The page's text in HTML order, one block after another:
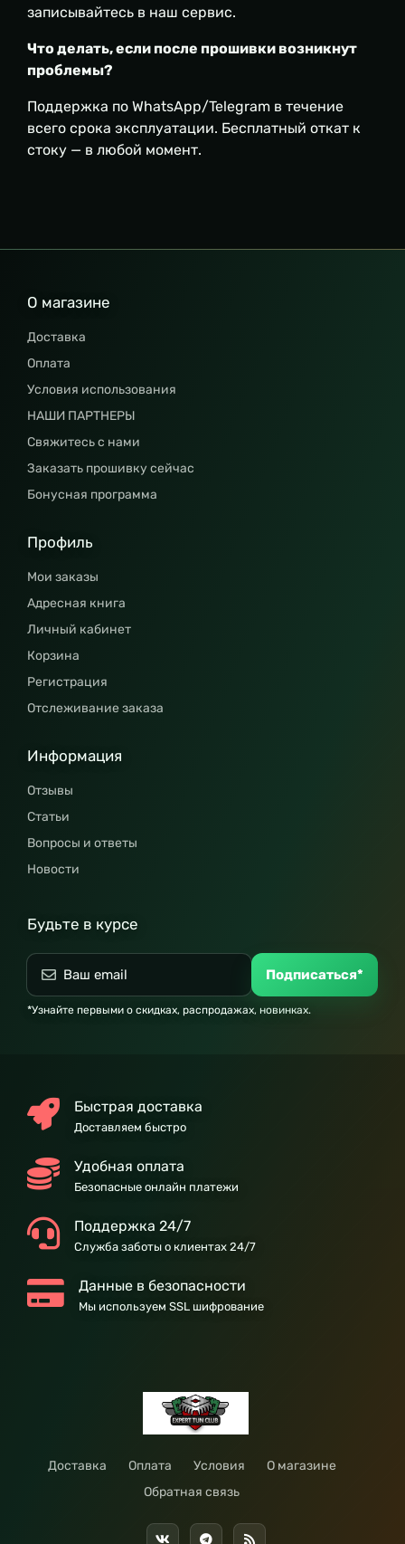
записывайтесь в наш сервис.
Что делать, если после прошивки возникнут
проблемы?
Поддержка по WhatsApp/Telegram в течение
всего срока эксплуатации. Бесплатный откат к
стоку — в любой момент.
О магазине
Доставка
Оплата
Условия использования
НАШИ ПАРТНЕРЫ
Свяжитесь с нами
Заказать прошивку сейчас
Бонусная программа
Профиль
Мои заказы
Адресная книга
Личный кабинет
Корзина
Регистрация
Отслеживание заказа
Информация
Отзывы
Статьи
Вопросы и ответы
Новости
Будьте в курсе
Подписаться*
*Узнайте первыми о скидках, распродажах, новинках.
Быстрая доставка
Доставляем быстро
Удобная оплата
Безопасные онлайн платежи
Поддержка 24/7
Служба заботы о клиентах 24/7
Данные в безопасности
Мы используем SSL шифрование
Доставка Оплата Условия
О магазине
Обратная связь